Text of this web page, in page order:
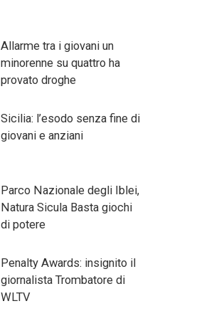
Allarme tra i giovani un
minorenne su quattro ha
provato droghe
Sicilia: l’esodo senza fine di
giovani e anziani
Parco Nazionale degli Iblei,
Natura Sicula Basta giochi
di potere
Penalty Awards: insignito il
giornalista Trombatore di
WLTV